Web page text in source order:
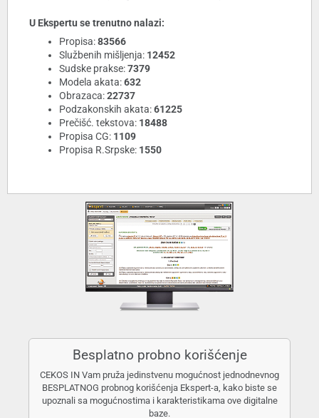
U Ekspertu se trenutno nalazi:
Propisa:83566
Službenih mišljenja: 12452
Sudske prakse:7379
Modela akata:632
Obrazaca:22737
Podzakonskih akata:61225
Prečišć. tekstova: 18488
Propisa CG: 1109
Propisa R.Srpske: 1550
Besplatno probno korišćenje
CEKOS IN Vam pruža jedinstvenu mogućnost jednodnevnog
BESPLATNOG probnog korišćenja Ekspert-a, kako biste se
upoznali sa mogućnostima i karakteristikama ove digitalne
baze.